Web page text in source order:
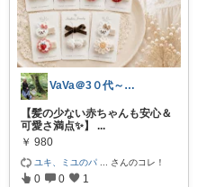
VaVa＠3０代～初めての都内暮らし
【髪の少ない赤ちゃんも安心＆
可愛さ満点✨】
...
￥ 980
ユキ、ミユのパ さんのコレ！
0 0 1